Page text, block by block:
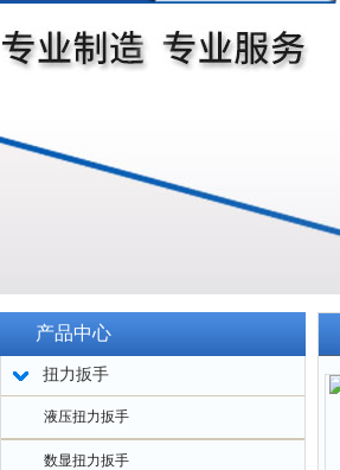
产品中心
扭力扳手
液压扭力扳手
数显扭力扳手